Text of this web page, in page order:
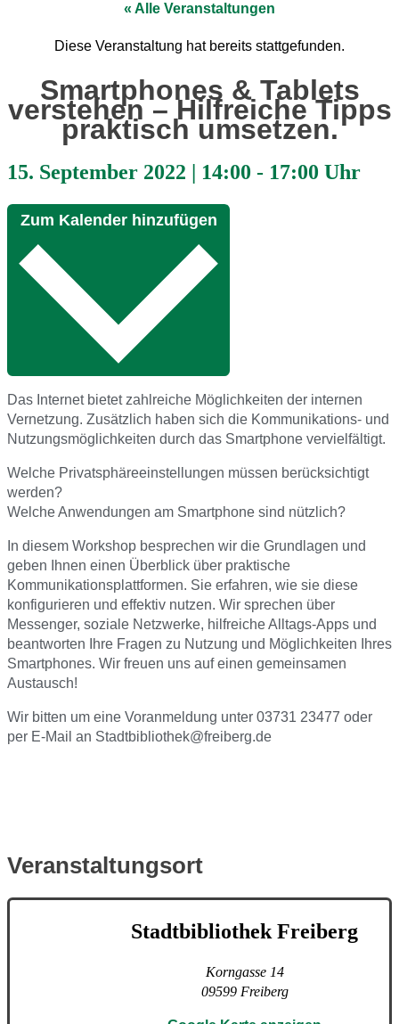
« Alle Veranstaltungen
Diese Veranstaltung hat bereits stattgefunden.
Smartphones & Tablets
verstehen – Hilfreiche Tipps
praktisch umsetzen.
15. September 2022 14:00 - 17:00 Uhr
Das Internet bietet zahlreiche Möglichkeiten der internen
Vernetzung. Zusätzlich haben sich die Kommunikations- und
Nutzungsmöglichkeiten durch das Smartphone vervielfältigt.
Welche Privatsphäreeinstellungen müssen berücksichtigt
werden?
Welche Anwendungen am Smartphone sind nützlich?
In diesem Workshop besprechen wir die Grundlagen und
geben Ihnen einen Überblick über praktische
Kommunikationsplattformen. Sie erfahren, wie sie diese
konfigurieren und effektiv nutzen. Wir sprechen über
Messenger, soziale Netzwerke, hilfreiche Alltags-Apps und
beantworten Ihre Fragen zu Nutzung und Möglichkeiten Ihres
Smartphones. Wir freuen uns auf einen gemeinsamen
Austausch!
Wir bitten um eine Voranmeldung unter 03731 23477 oder
per E-Mail an Stadtbibliothek@freiberg.de
Veranstaltungsort
Stadtbibliothek Freiberg
Korngasse 14
09599 Freiberg